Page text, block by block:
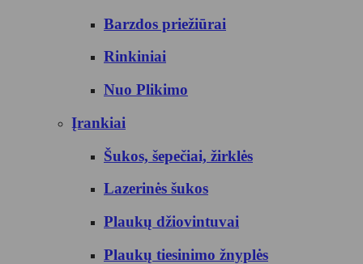
Barzdos priežiūrai
Rinkiniai
Nuo Plikimo
Įrankiai
Šukos, šepečiai, žirklės
Lazerinės šukos
Plaukų džiovintuvai
Plaukų tiesinimo žnyplės